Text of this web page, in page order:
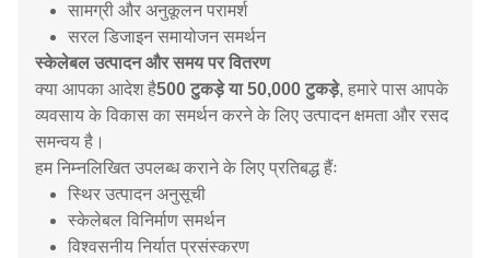
सामग्री और अनुकूलन परामर्श
सरल डिजाइन समायोजन समर्थन
स्केलेबल उत्पादन और समय पर वितरण
क्या आपका आदेश है500 टुकड़े या 50,000 टुकड़े, हमारे पास आपके
व्यवसाय के विकास का समर्थन करने के लिए उत्पादन क्षमता और रसद
समन्वय है।
हम निम्नलिखित उपलब्ध कराने के लिए प्रतिबद्ध हैंः
स्थिर उत्पादन अनुसूची
स्केलेबल विनिर्माण समर्थन
विश्वसनीय निर्यात प्रसंस्करण